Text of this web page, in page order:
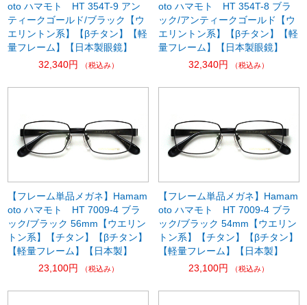
oto ハマモト HT 354T-9 アン
ティークゴールド/ブラック【ウ
エリントン系】【βチタン】【軽
量フレーム】【日本製眼鏡】
32,340円
（税込み）
oto ハマモト HT 354T-8 ブラ
ック/アンティークゴールド【ウ
エリントン系】【βチタン】【軽
量フレーム】【日本製眼鏡】
32,340円
（税込み）
【フレーム単品メガネ】Hamam
oto ハマモト HT 7009-4 ブラ
ック/ブラック 56mm【ウエリン
トン系】【チタン】【βチタン】
【軽量フレーム】【日本製】
23,100円
（税込み）
【フレーム単品メガネ】Hamam
oto ハマモト HT 7009-4 ブラ
ック/ブラック 54mm【ウエリン
トン系】【チタン】【βチタン】
【軽量フレーム】【日本製】
23,100円
（税込み）